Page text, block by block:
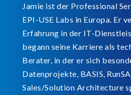
Jamie ist der Professional
EPI-USE Labs in Europa. Er
Erfahrung in der IT-
begann seine Karriere als
Berater, in der er sich
Datenprojekte, BASIS,
Sales/Solution Architecture